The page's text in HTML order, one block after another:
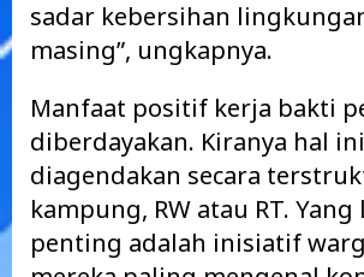
sadar kebersihan
masing”, ungkapnya.
Manfaat positif kerja bakti
diberdayakan. Kiranya hal
diagendakan secara
kampung, RW atau RT. Yang
penting adalah inisiatif